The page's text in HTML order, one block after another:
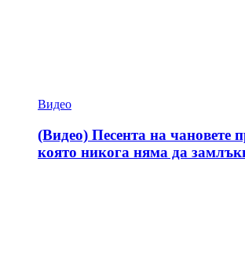
Видео
(Видео) Песента на чановете
която никога няма да